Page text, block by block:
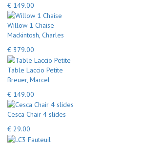
€ 149.00
Willow 1 Chaise
Mackintosh, Charles
€ 379.00
Table Laccio Petite
Breuer, Marcel
€ 149.00
Cesca Chair 4 slides
€ 29.00